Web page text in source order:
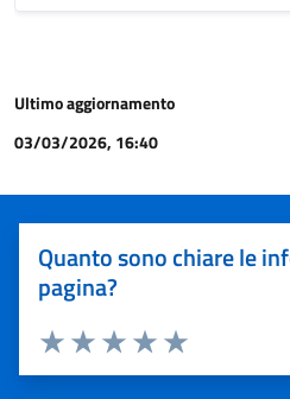
Ultimo aggiornamento
03/03/2026, 16:40
Quanto sono chiare le
pagina?
Valuta 5 stelle
Valuta 4 stelle su 5
Valuta 3 stelle su 5
Valuta 2 stelle su 5
Valuta 1 stelle su 5